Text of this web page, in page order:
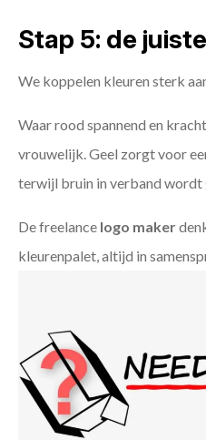
Stap 5: de
We koppelen kleuren sterk
Waar rood spannend en
vrouwelijk. Geel zorgt voor
terwijl bruin in verband wordt
De freelance logo maker
kleurenpalet, altijd in